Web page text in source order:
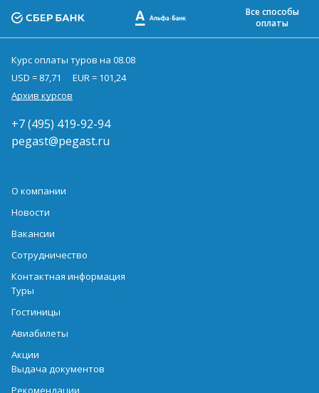
Все способы
оплаты
Курс оплаты туров на 08.08
USD = 87,71
EUR = 101,24
Архив курсов
+7 (495) 419-92-94
pegast@pegast.ru
О компании
Новости
Вакансии
Сотрудничество
Контактная информация
Туры
Гостиницы
Авиабилеты
Акции
Выдача документов
Рекомендации